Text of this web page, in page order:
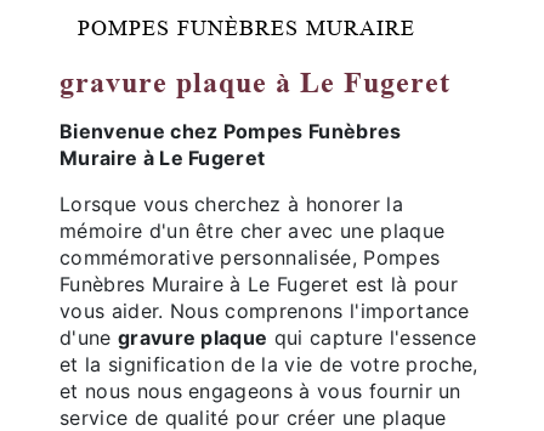
POMPES FUNÈBRES MURAIRE
gravure plaque à Le Fugeret
Bienvenue chez Pompes Funèbres
Muraire à Le Fugeret
Lorsque vous cherchez à honorer la
mémoire d'un être cher avec une plaque
commémorative personnalisée, Pompes
Funèbres Muraire à Le Fugeret est là pour
vous aider. Nous comprenons l'importance
d'une gravure plaque qui capture l'essence
et la signification de la vie de votre proche,
et nous nous engageons à vous fournir un
service de qualité pour créer une plaque